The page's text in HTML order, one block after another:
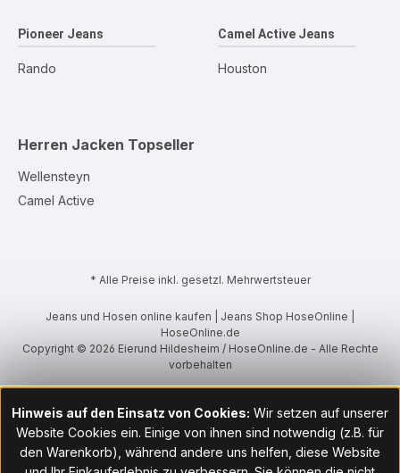
Pioneer Jeans
Rando
Camel Active Jeans
Houston
Herren Jacken Topseller
Wellensteyn
Camel Active
* Alle Preise inkl. gesetzl. Mehrwertsteuer
Jeans und Hosen online kaufen | Jeans Shop HoseOnline |
HoseOnline.de
Copyright © 2026 Eierund Hildesheim / HoseOnline.de - Alle Rechte
vorbehalten
Hinweis auf den Einsatz von Cookies: Wir setzen auf unserer
Website Cookies ein. Einige von ihnen sind notwendig (z.B. für
den Warenkorb), während andere uns helfen, diese Website